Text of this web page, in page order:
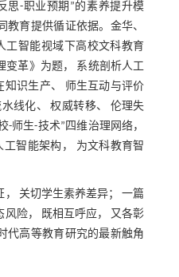
思-职业预期”的素养提升模
教育提供循证依据。金华、
工智能视域下高校文科教育
变革》为题， 系统剖析人工
识生产、 师生互动与评价
线化、 权威转移、 伦理失
-师生-技术”四维治理网络，
工智能架构， 为文科教育智
关切学生素养差异； 一篇
险， 既相互呼应， 又各彰
代高等教育研究的最新触角